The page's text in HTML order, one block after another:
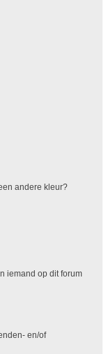
andere kleur?
iemand op dit forum
en/of